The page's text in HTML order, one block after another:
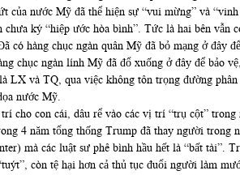
của nước Mỹ đã thể hiện sự “vui mừng” và
chưa ký “hiệp ước hòa bình”. Tức là hai bên
có hàng chục ngàn quân Mỹ đã bỏ mạng ở đây
chục ngàn lính Mỹ đã đổ xuống ở đây để bảo
LX và TQ, qua việc không tôn trọng đường
nước Mỹ.
cho con cái, dâu rể vào các vị trí “trụ cột”
4 năm tổng thống Trump đã thay người trong
mà các luật sư phê bình hầu hết là “bất
còn tệ hại hơn cả thủ tục đuổi người làm